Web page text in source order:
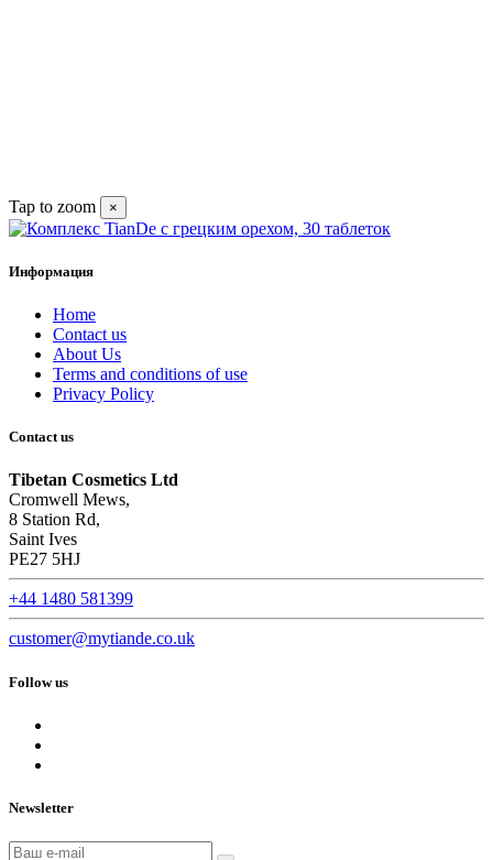
Tap to zoom ×
Информация
Home
Contact us
About Us
Terms and conditions of use
Privacy Policy
Contact us
Tibetan Cosmetics Ltd
Cromwell Mews,
8 Station Rd,
Saint Ives
PE27 5HJ
+44 1480 581399
customer@mytiande.co.uk
Follow us
Newsletter